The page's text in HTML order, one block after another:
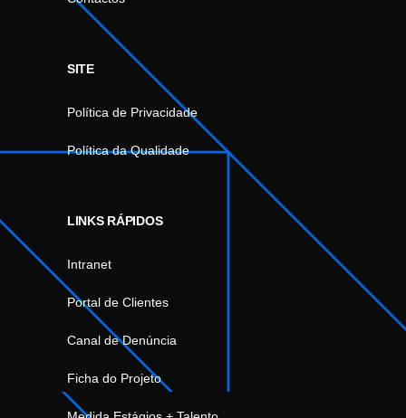
SITE
Política de Privacidade
Política da Qualidade
LINKS RÁPIDOS
Intranet
Portal de Clientes
Canal de Denúncia
Ficha do Projeto